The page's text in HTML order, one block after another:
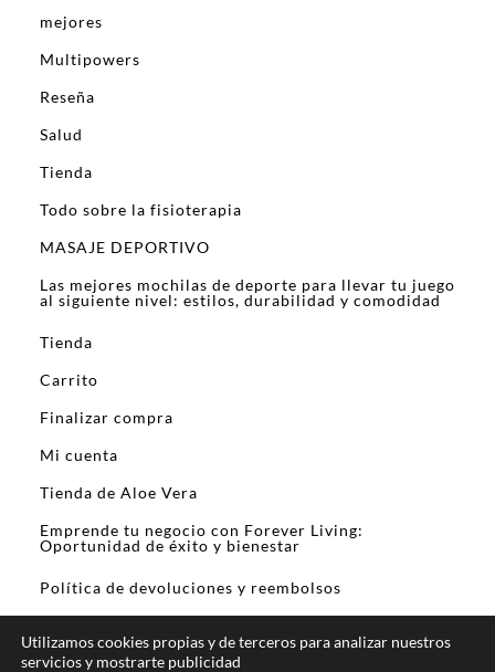
mejores
Multipowers
Reseña
Salud
Tienda
Todo sobre la fisioterapia
MASAJE DEPORTIVO
Las mejores mochilas de deporte para llevar tu juego
al siguiente nivel: estilos, durabilidad y comodidad
Tienda
Carrito
Finalizar compra
Mi cuenta
Tienda de Aloe Vera
Emprende tu negocio con Forever Living:
Oportunidad de éxito y bienestar
Política de devoluciones y reembolsos
Utilizamos cookies propias y de terceros para analizar nuestros
servicios y mostrarte publicidad